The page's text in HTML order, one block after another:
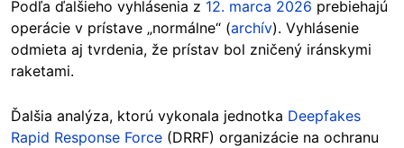
Podľa ďalšieho vyhlásenia z 12. marca 2026 prebiehajú
operácie v prístave „normálne“ (archív). Vyhlásenie
odmieta aj tvrdenia, že prístav bol zničený iránskymi
raketami.
Ďalšia analýza, ktorú vykonala jednotka Deepfakes
Rapid Response Force (DRRF) organizácie na ochranu